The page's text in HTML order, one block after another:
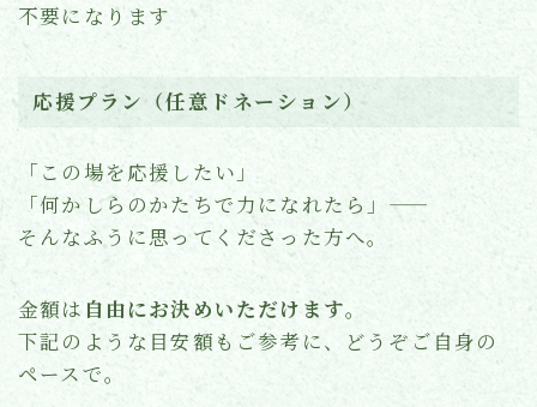
不要になります
応援プラン（任意ドネーション）
「この場を応援したい」
「何かしらのかたちで力になれたら」――
そんなふうに思ってくださった方へ。
金額は 自由にお決めいただけます。
下記のような目安額もご参考に、どうぞご自身の
ペースで。